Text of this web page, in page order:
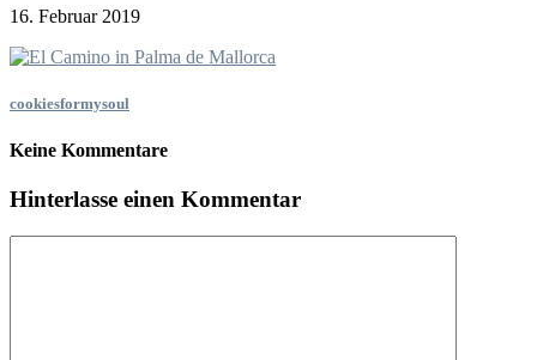
16. Februar 2019
cookiesformysoul
Keine Kommentare
Hinterlasse einen Kommentar